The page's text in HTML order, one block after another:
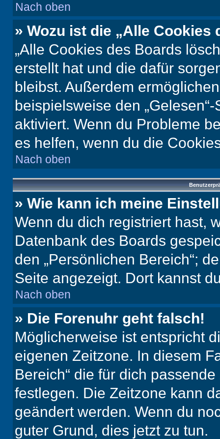
Nach oben
» Wozu ist die „Alle
„Alle Cookies des Boards
erstellt hat und die dafür
bleibst. Außerdem
beispielsweise den
aktiviert. Wenn du Probleme
es helfen, wenn du die
Nach oben
» Wie kann ich meine
Wenn du dich registriert hast,
Datenbank des Boards
den „Persönlichen Bereich“;
Seite angezeigt. Dort kannst
Nach oben
» Die Forenuhr geht falsch!
Möglicherweise ist entspricht
eigenen Zeitzone. In diesem
Bereich“ die für dich
festlegen. Die Zeitzone kann
geändert werden. Wenn du
guter Grund, dies jetzt zu tun.